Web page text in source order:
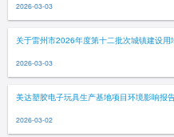
2026-03-03
关于雷州市2026年度第十二批次城镇建设
2026-03-03
美达塑胶电子玩具生产基地项目环境影响报
2026-03-02